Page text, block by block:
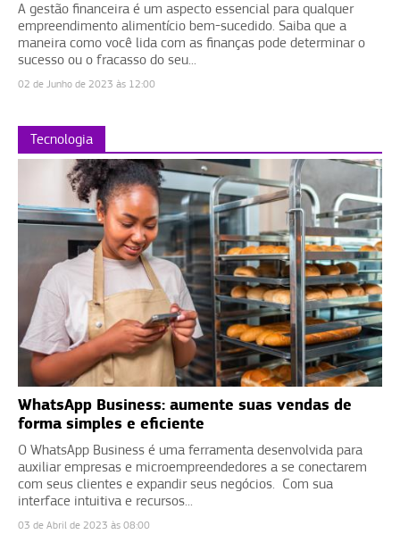
A gestão financeira é um aspecto essencial para qualquer
empreendimento alimentício bem-sucedido. Saiba que a
maneira como você lida com as finanças pode determinar o
sucesso ou o fracasso do seu...
02 de Junho de 2023 às 12:00
Tecnologia
WhatsApp Business: aumente suas vendas de
forma simples e eficiente
O WhatsApp Business é uma ferramenta desenvolvida para
auxiliar empresas e microempreendedores a se conectarem
com seus clientes e expandir seus negócios. Com sua
interface intuitiva e recursos...
03 de Abril de 2023 às 08:00